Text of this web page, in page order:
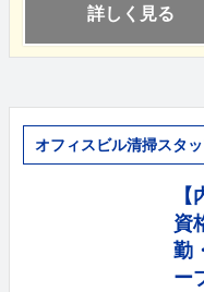
詳しく見る
オフィスビル清掃スタッ
資
勤
ー